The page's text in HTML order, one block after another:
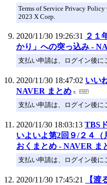
Terms of Service Privacy
2023 X Corp.
2020/11/30 19:26:31
２１
かり」への突っ込み -
支払い申請は、ログイン後に
2020/11/30 18:47:02 いい
NAVER まとめ
支払い申請は、ログイン後に
2020/11/30 18:03:13 TBS
いよいよ第2回９/２４
おくまとめ - NAVER ま
支払い申請は、ログイン後に
2020/11/30 17:45:21
【渡